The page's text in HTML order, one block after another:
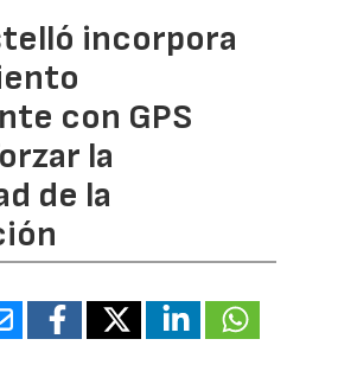
incorpora
con GPS
la
de la